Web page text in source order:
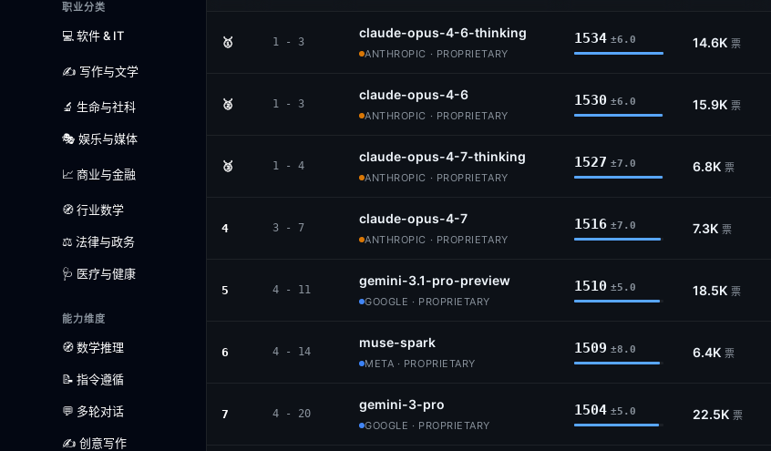
职业分类
💻 软件 & IT
✍️ 写作与文学
🔬 生命与社科
🎭 娱乐与媒体
📈 商业与金融
🧭 行业数学
⚖️ 法律与政务
🩺 医疗与健康
能力维度
🧭 数学推理
📝 指令遵循
💬 多轮对话
✍️ 创意写作
🥇 1 - 3
claude-opus-4-6-thinking
ANTHROPIC · PROPRIETARY
1534 ±6.0 14.6K 票
🥈 1 - 3
claude-opus-4-6
ANTHROPIC · PROPRIETARY
1530 ±6.0 15.9K 票
🥉 1 - 4
claude-opus-4-7-thinking
ANTHROPIC · PROPRIETARY
1527 ±7.0 6.8K 票
4 3 - 7
claude-opus-4-7
ANTHROPIC · PROPRIETARY
1516 ±7.0 7.3K 票
5 4 - 11
gemini-3.1-pro-preview
GOOGLE · PROPRIETARY
1510 ±5.0 18.5K 票
6 4 - 14
muse-spark
META · PROPRIETARY
1509 ±8.0 6.4K 票
7 4 - 20
gemini-3-pro
GOOGLE · PROPRIETARY
1504 ±5.0 22.5K 票